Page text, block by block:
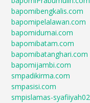
bapomibengkalis.com
bapomipelalawan.com
bapomidumai.com
bapomibatam.com
bapomibatanghari.com
bapomijambi.com
smpadikirma.com
smpasisi.com
smpislamas-